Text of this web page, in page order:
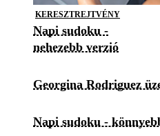
KERESZTREJTVÉNY
Napi sudoku -
nehezebb verzió
Georgina Rodriguez
Napi sudoku -